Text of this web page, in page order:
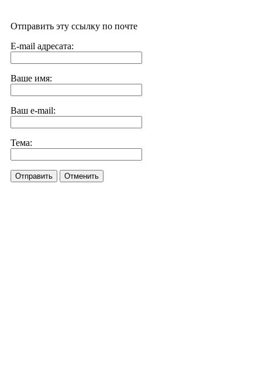
Отправить эту ссылку по почте
E-mail адресата:
Ваше имя:
Ваш e-mail:
Тема:
Отправить Отменить